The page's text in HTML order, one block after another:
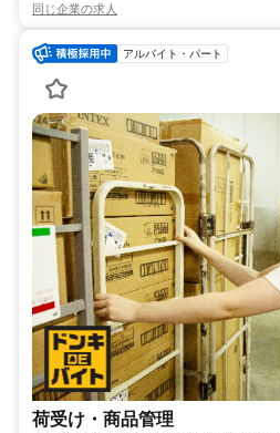
同じ企業の求人
アルバイト・パート
荷受け・商品管理